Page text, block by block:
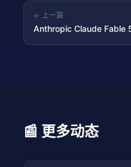
← 上一篇
Anthropic Claude Fable
📰 更多动态